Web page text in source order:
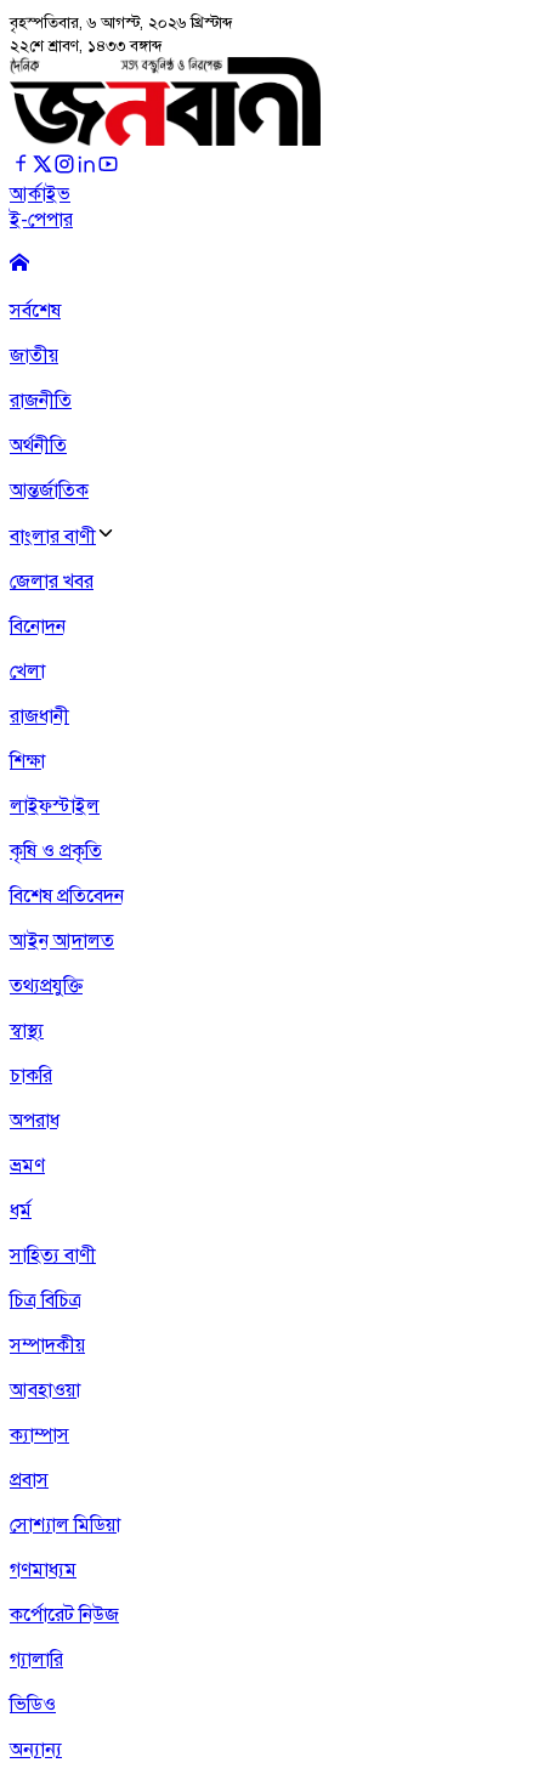
বৃহস্পতিবার, ৬ আগস্ট, ২০২৬ খ্রিস্টাব্দ
২২শে শ্রাবণ, ১৪৩৩ বঙ্গাব্দ
আর্কাইভ
ই-পেপার
সর্বশেষ
জাতীয়
রাজনীতি
অর্থনীতি
আন্তর্জাতিক
বাংলার বাণী
জেলার খবর
বিনোদন
খেলা
রাজধানী
শিক্ষা
লাইফস্টাইল
কৃষি ও প্রকৃতি
বিশেষ প্রতিবেদন
আইন আদালত
তথ্যপ্রযুক্তি
স্বাস্থ্য
চাকরি
অপরাধ
ভ্রমণ
ধর্ম
সাহিত্য বাণী
চিত্র বিচিত্র
সম্পাদকীয়
আবহাওয়া
ক্যাম্পাস
প্রবাস
সোশ্যাল মিডিয়া
গণমাধ্যম
কর্পোরেট নিউজ
গ্যালারি
ভিডিও
অন্যান্য